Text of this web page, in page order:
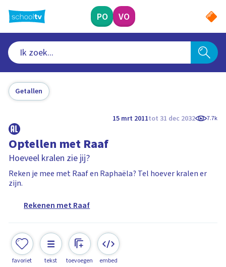
naar
hoofdinhoud
PO VO
Getallen
15 mrt 2011tot 31 dec 2032 7.7k
Optellen met Raaf
Hoeveel kralen zie jij?
Reken je mee met Raaf en Raphaëla? Tel hoever kralen er
zijn.
Rekenen met Raaf
favoriet tekst toevoegen embed